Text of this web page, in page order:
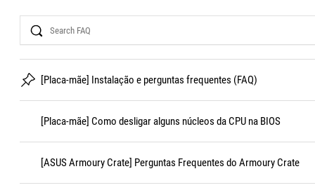
Search
[Placa-mãe] Instalação e perguntas frequentes (FAQ)
[Placa-mãe] Como desligar alguns núcleos da CPU na BIOS
[ASUS Armoury Crate] Perguntas Frequentes do Armoury Crate